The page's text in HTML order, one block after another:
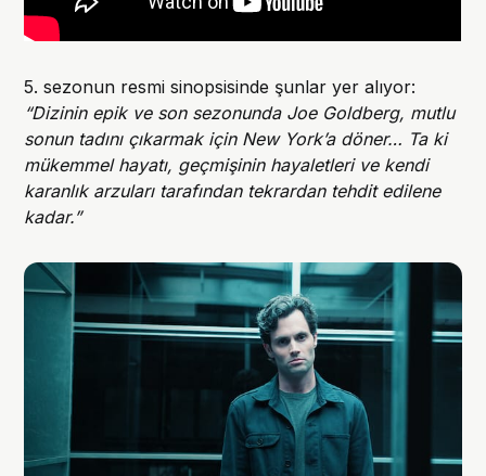
5. sezonun resmi sinopsisinde şunlar yer alıyor:
“Dizinin epik ve son sezonunda Joe Goldberg, mutlu
sonun tadını çıkarmak için New York’a döner… Ta ki
mükemmel hayatı, geçmişinin hayaletleri ve kendi
karanlık arzuları tarafından tekrardan tehdit edilene
kadar.”